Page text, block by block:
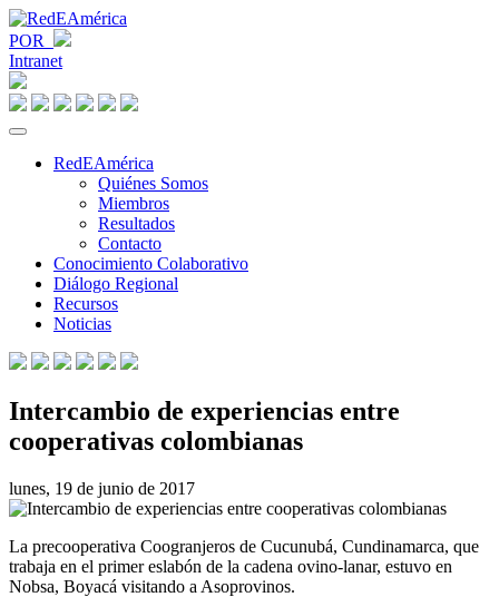
POR
Intranet
RedEAmérica
Quiénes Somos
Miembros
Resultados
Contacto
Conocimiento Colaborativo
Diálogo Regional
Recursos
Noticias
Intercambio de experiencias entre
cooperativas colombianas
lunes, 19 de junio de 2017
La precooperativa Coogranjeros de Cucunubá, Cundinamarca, que
trabaja en el primer eslabón de la cadena ovino-lanar, estuvo en
Nobsa, Boyacá visitando a Asoprovinos.